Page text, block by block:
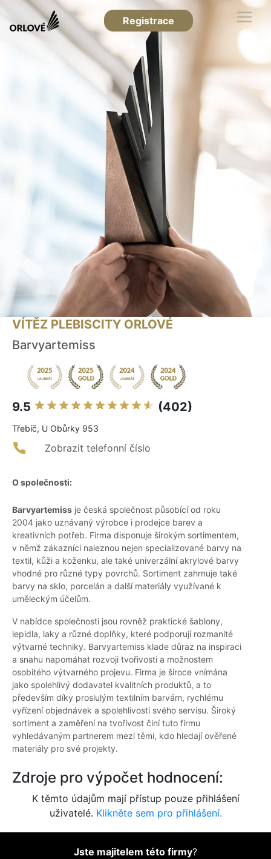
Registrace
VÍTĚZ PLEBISCITY ORLOVÉ
Barvyartemiss
9.5 (402)
Třebíč, U Obůrky 953
Zobrazit telefonní číslo
O společnosti:
Barvyartemiss je česká společnost působící od roku
2004 jako uznávaný výrobce i prodejce barev a
kreativních potřeb. Firma disponuje širokým sortimentem,
v němž zákazníci naleznou nejen specializované barvy na
textil, kůži a koženku, ale také univerzální akrylové barvy
vhodné pro různé typy povrchů. Sortiment zahrnuje také
barvy na sklo, porcelán a další materiály využívané k
uměleckým účelům.
V nabídce společnosti jsou rovněž praktické šablony,
lepidla, laky a různé doplňky, které podporují rozmanité
výtvarné techniky. Barvyartemiss klade důraz na inspiraci
a snahu napomáhat rozvoji tvořivosti a možnostem
osobitého výtvarného projevu. Firma je široce vnímána
jako spolehlivý dodavatel kvalitních produktů, a to
především díky proslulým textilním barvám, rychlému
vyřízení objednávek a spolehlivosti svého servisu. Široký
sortiment a zaměření na tvořivost činí tuto firmu
vyhledávaným partnerem mezi těmi, kdo hledají ověřené
materiály pro své projekty.
Zdroje pro výpočet hodnocení:
K těmto údajům mají přístup pouze přihlášení
uživatelé. Klikněte sem pro přihlášení.
Jste majitelem této firmy?